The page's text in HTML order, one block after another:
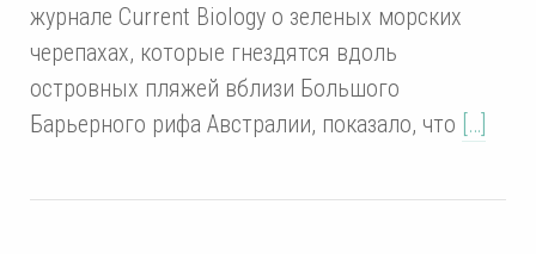
журнале Current Biology о зеленых морских
черепахах, которые гнездятся вдоль
островных пляжей вблизи Большого
Барьерного рифа Австралии, показало, что […]